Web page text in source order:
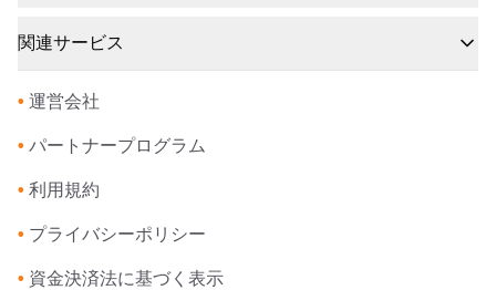
関連サービス
• 運営会社
• パートナープログラム
• 利用規約
• プライバシーポリシー
• 資金決済法に基づく表示